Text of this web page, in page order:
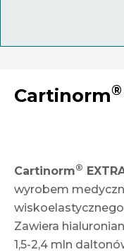
Cartinorm®
Cartinorm®
wyrobem
Zawiera
1,5-2,4 mln